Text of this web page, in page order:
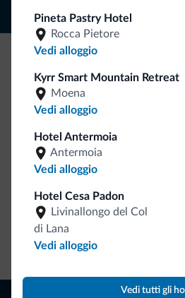
Pineta Pastry Hotel
Rocca Pietore
Vedi alloggio
Kyrr Smart Mountain Retreat
Moena
Vedi alloggio
Hotel Antermoia
Antermoia
Vedi alloggio
Hotel Cesa Padon
Livinallongo del Col
di Lana
Vedi alloggio
Vedi tutti gli
Be Original, scopri la
Ce l'avete chiesto in tanti. Ecco la
Dolomiti.it!